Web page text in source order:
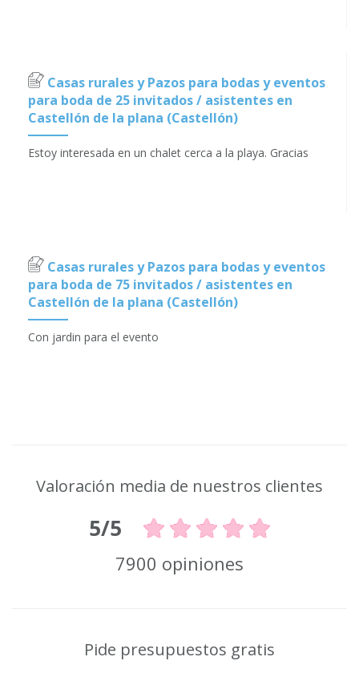
Casas rurales y Pazos para bodas y eventos
para boda de 25 invitados / asistentes en
Castellón de la plana (Castellón)
Estoy interesada en un chalet cerca a la playa. Gracias
Casas rurales y Pazos para bodas y eventos
para boda de 75 invitados / asistentes en
Castellón de la plana (Castellón)
Con jardin para el evento
Valoración media de nuestros clientes
5/5
7900 opiniones
Pide presupuestos gratis